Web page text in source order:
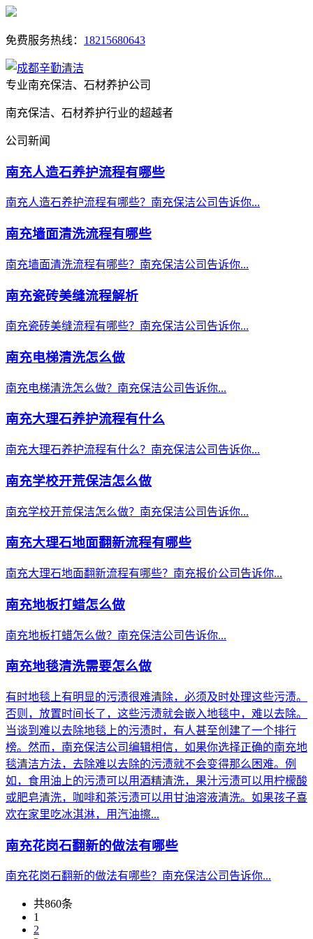
免费服务热线： 18215680643
专业南充保洁、石材养护公司
南充保洁、石材养护行业的超越者
公司新闻
南充人造石养护流程有哪些
南充人造石养护流程有哪些？南充保洁公司告诉你...
南充墙面清洗流程有哪些
南充墙面清洗流程有哪些？南充保洁公司告诉你...
南充瓷砖美缝流程解析
南充瓷砖美缝流程有哪些？南充保洁公司告诉你...
南充电梯清洗怎么做
南充电梯清洗怎么做？南充保洁公司告诉你...
南充大理石养护流程有什么
南充大理石养护流程有什么？南充保洁公司告诉你...
南充学校开荒保洁怎么做
南充学校开荒保洁怎么做？南充保洁公司告诉你...
南充大理石地面翻新流程有哪些
南充大理石地面翻新流程有哪些？南充报价公司告诉你...
南充地板打蜡怎么做
南充地板打蜡怎么做？南充保洁公司告诉你...
南充地毯清洗需要怎么做
有时地毯上有明显的污渍很难清除，必须及时处理这些污渍。
否则，放置时间长了，这些污渍就会嵌入地毯中，难以去除。
当谈到难以去除地毯上的污渍时，有人甚至创建了一个排行
榜。然而，南充保洁公司编辑相信，如果你选择正确的南充地
毯清洁方法，去除难以去除的污渍就不会变得那么困难。例
如，食用油上的污渍可以用酒精清洗，果汁污渍可以用柠檬酸
或肥皂清洗，咖啡和茶污渍可以用甘油溶液清洗。如果孩子喜
欢在家里吃冰淇淋，用汽油擦...
南充花岗石翻新的做法有哪些
南充花岗石翻新的做法有哪些？南充保洁公司告诉你...
共860条
1
2